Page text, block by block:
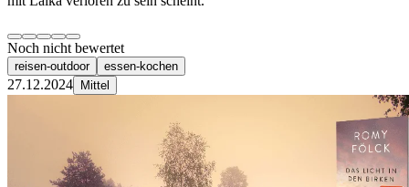
Noch nicht bewertet
reisen-outdoor essen-kochen
27.12.2024 Mittel